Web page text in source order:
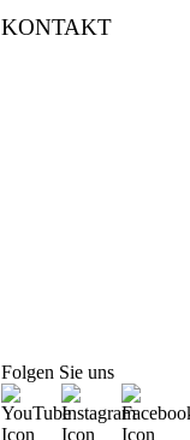
KONTAKT
Folgen Sie uns